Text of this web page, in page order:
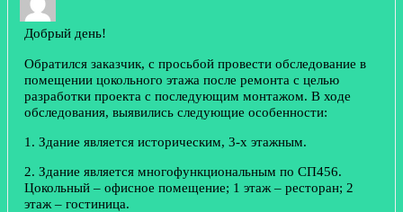
Добрый день!
Обратился заказчик, с просьбой провести обследование в
помещении цокольного этажа после ремонта с целью
разработки проекта с последующим монтажом. В ходе
обследования, выявились следующие особенности:
1. Здание является историческим, 3-х этажным.
2. Здание является многофункциональным по СП456.
Цокольный – офисное помещение; 1 этаж – ресторан; 2
этаж – гостиница.